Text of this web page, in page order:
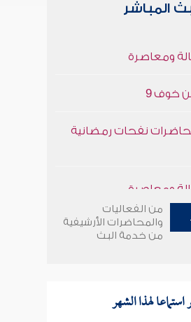
المباشر
خوف 9
نفحات رمضانية
من الفعاليات
والمحاضرات الأرشيفية
من خدمة البث
استماعا لهذا الشهر